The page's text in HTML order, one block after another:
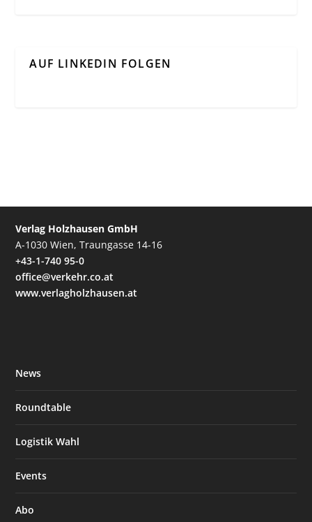
AUF LINKEDIN FOLGEN
Verlag Holzhausen GmbH
A-1030 Wien, Traungasse 14-16
+43-1-740 95-0
office@verkehr.co.at
www.verlagholzhausen.at
News
Roundtable
Logistik Wahl
Events
Abo